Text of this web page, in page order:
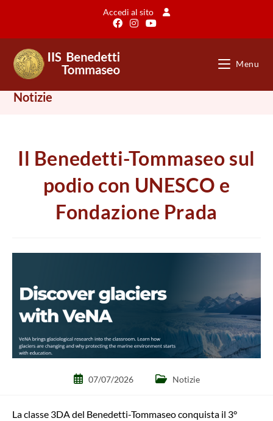
Accedi al sito
Menu
Notizie
Il Benedetti-Tommaseo sul
podio con UNESCO e
Fondazione Prada
Articolo07/07/2026
Categoria
Notizie
La classe 3DA del Benedetti-Tommaseo conquista il 3°